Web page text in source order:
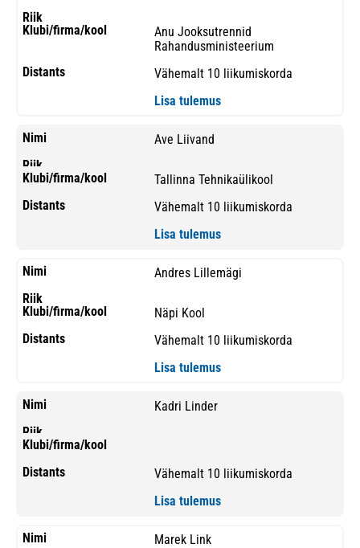
Anu Jooksutrennid
Rahandusministeerium
Vähemalt 10 liikumiskorda
Lisa tulemus
Ave Liivand
Tallinna Tehnikaülikool
Vähemalt 10 liikumiskorda
Lisa tulemus
Andres Lillemägi
Näpi Kool
Vähemalt 10 liikumiskorda
Lisa tulemus
Kadri Linder
Vähemalt 10 liikumiskorda
Lisa tulemus
Marek Link